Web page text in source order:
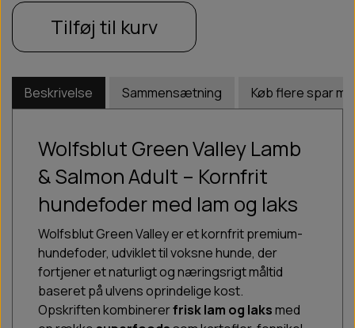
Tilføj til kurv
Beskrivelse Sammensætning Køb flere spar
Wolfsblut Green Valley Lamb
& Salmon Adult – Kornfrit
hundefoder med lam og laks
Wolfsblut Green Valley er et kornfrit premium-
hundefoder, udviklet til voksne hunde, der
fortjener et naturligt og næringsrigt måltid
baseret på ulvens oprindelige kost.
Opskriften kombinererfrisk lam og laksmed